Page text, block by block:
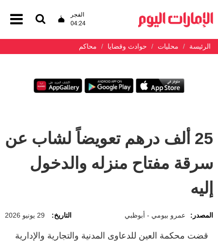
الفجر
04:24
الرئيسة محليات حوادث وقضايا محاكم
25 ألف درهم تعويضاً لشاب عن
سرقة مفتاح منزله والدخول
إليه
المصدر: عمرو بيومي - أبوظبي التاريخ: 29 يونيو 2026
قضت محكمة العين للدعاوى المدنية والتجارية والإدارية